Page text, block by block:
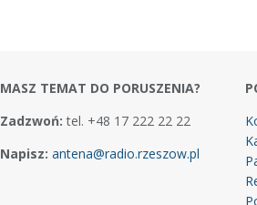
MASZ TEMAT DO PORUSZENIA?
Zadzwoń: tel. +48 17 222 22 22
Napisz: antena@radio.rzeszow.pl